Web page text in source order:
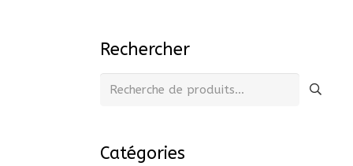
Rechercher
Recherche
Catégories